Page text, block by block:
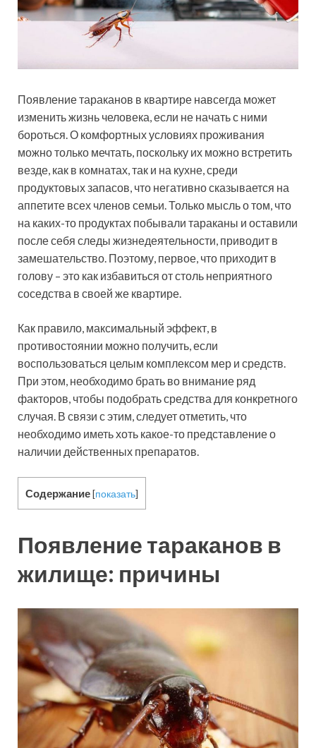
Появление тараканов в квартире навсегда может
изменить жизнь человека, если не начать с ними
бороться. О комфортных условиях проживания
можно только мечтать, поскольку их можно встретить
везде, как в комнатах, так и на кухне, среди
продуктовых запасов, что негативно сказывается на
аппетите всех членов семьи. Только мысль о том, что
на каких-то продуктах побывали тараканы и оставили
после себя следы жизнедеятельности, приводит в
замешательство. Поэтому, первое, что приходит в
голову – это как избавиться от столь неприятного
соседства в своей же квартире.
Как правило, максимальный эффект, в
противостоянии можно получить, если
воспользоваться целым комплексом мер и средств.
При этом, необходимо брать во внимание ряд
факторов, чтобы подобрать средства для конкретного
случая. В связи с этим, следует отметить, что
необходимо иметь хоть какое-то представление о
наличии действенных препаратов.
Содержание[показать]
Появление тараканов в
жилище: причины